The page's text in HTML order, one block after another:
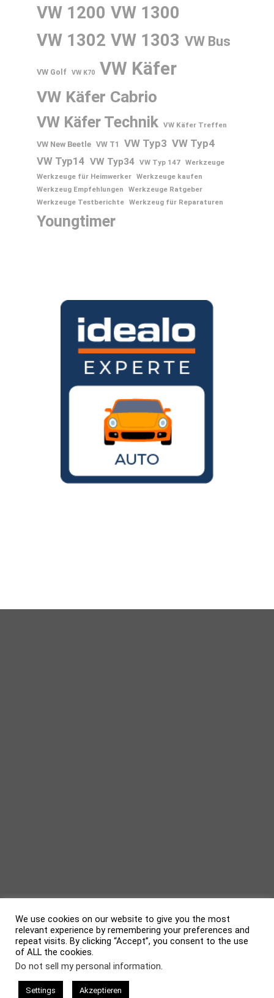
VW 1200 VW 1300
VW 1302 VW 1303 VW Bus
VW Golf VW K70 VW Käfer
VW Käfer Cabrio
VW Käfer Technik VW Käfer Treffen
VW New Beetle VW T1 VW Typ3 VW Typ4
VW Typ14 VW Typ34 VW Typ 147 Werkzeuge
Werkzeuge für Heimwerker Werkzeuge kaufen
Werkzeug Empfehlungen
Werkzeuge Ratgeber
Werkzeuge Testberichte Werkzeug für Reparaturen
Youngtimer
evolvetheme by Theme4Press • Powered by
We use cookies on our website to give you the most
relevant experience by remembering your preferences and
repeat visits. By clicking “Accept”, you consent to the use
of ALL the cookies.
Do not sell my personal information.
Settings Akzeptieren